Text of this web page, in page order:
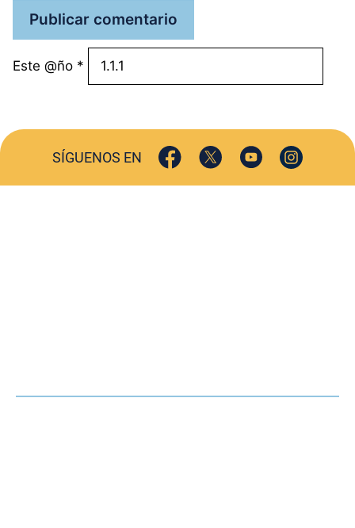
Este @ño *
SÍGUENOS EN